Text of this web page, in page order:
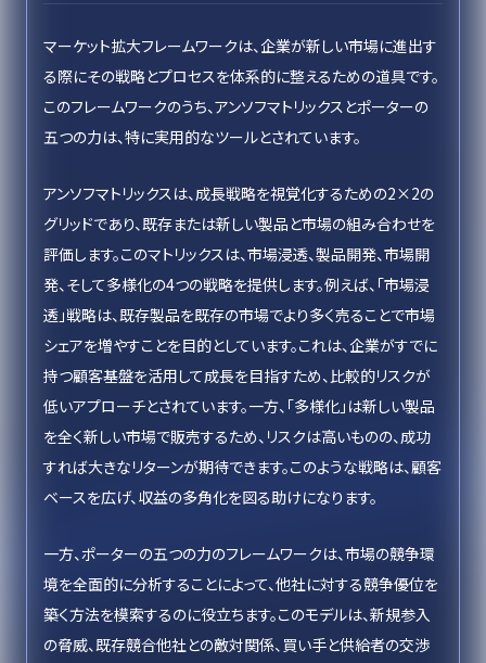
マーケット拡大フレームワークは、企業が新しい市場に進出す
る際にその戦略とプロセスを体系的に整えるための道具です。
このフレームワークのうち、アンソフマトリックスとポーターの
五つの力は、特に実用的なツールとされています。
アンソフマトリックスは、成長戦略を視覚化するための2×2の
グリッドであり、既存または新しい製品と市場の組み合わせを
評価します。このマトリックスは、市場浸透、製品開発、市場開
発、そして多様化の4つの戦略を提供します。例えば、「市場浸
透」戦略は、既存製品を既存の市場でより多く売ることで市場
シェアを増やすことを目的としています。これは、企業がすでに
持つ顧客基盤を活用して成長を目指すため、比較的リスクが
低いアプローチとされています。一方、「多様化」は新しい製品
を全く新しい市場で販売するため、リスクは高いものの、成功
すれば大きなリターンが期待できます。このような戦略は、顧客
ベースを広げ、収益の多角化を図る助けになります。
一方、ポーターの五つの力のフレームワークは、市場の競争環
境を全面的に分析することによって、他社に対する競争優位を
築く方法を模索するのに役立ちます。このモデルは、新規参入
の脅威、既存競合他社との敵対関係、買い手と供給者の交渉